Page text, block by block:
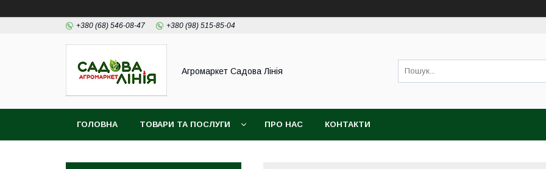
+380 (68) 546-08-47 +380 (98) 515-85-04
Агромаркет Садова Лінія
ГОЛОВНА ТОВАРИ ТА ПОСЛУГИ ПРО НАС КОНТАКТИ